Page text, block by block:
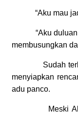
“Aku mau
“Aku
membusungkan
Sudah
menyiapkan
adu panco.
Meski